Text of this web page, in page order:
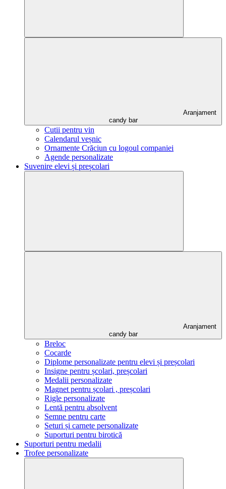
Aranjament
candy bar
Cutii pentru vin
Calendarul veșnic
Ornamente Crăciun cu logoul companiei
Agende personalizate
Suvenire elevi și preșcolari
Aranjament
candy bar
Breloc
Cocarde
Diplome personalizate pentru elevi și preșcolari
Insigne pentru școlari, preșcolari
Medalii personalizate
Magnet pentru școlari , preșcolari
Rigle personalizate
Lentă pentru absolvent
Semne pentru carte
Seturi și carnete personalizate
Suporturi pentru birotică
Suporturi pentru medalii
Trofee personalizate